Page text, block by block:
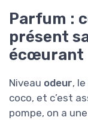
Parfum :
présent
écœurant
Niveau odeur,
coco, et c’est
pompe, on a